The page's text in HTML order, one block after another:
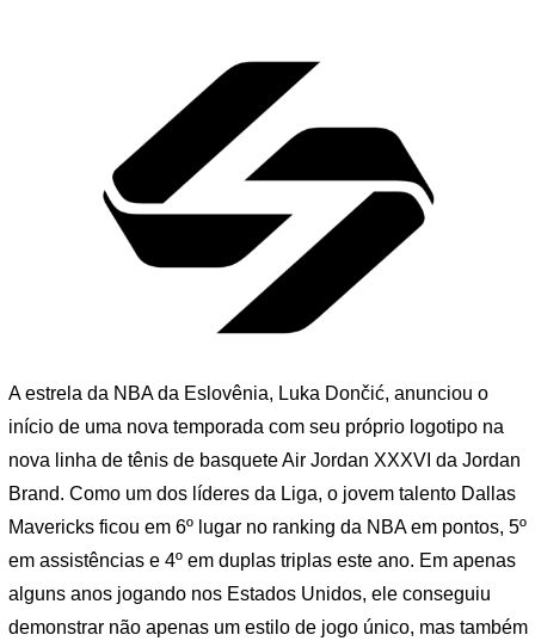
A estrela da NBA da Eslovênia, Luka Dončić, anunciou o
início de uma nova temporada com seu próprio logotipo na
nova linha de tênis de basquete Air Jordan XXXVI da Jordan
Brand. Como um dos líderes da Liga, o jovem talento Dallas
Mavericks ficou em 6º lugar no ranking da NBA em pontos, 5º
em assistências e 4º em duplas triplas este ano. Em apenas
alguns anos jogando nos Estados Unidos, ele conseguiu
demonstrar não apenas um estilo de jogo único, mas também